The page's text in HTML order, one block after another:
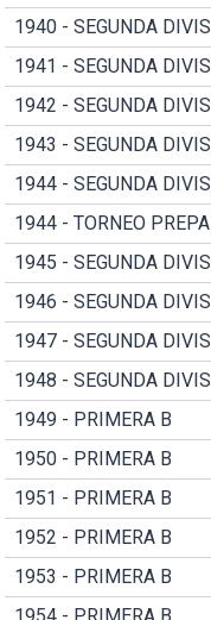
1940 - SEGUNDA
1941 - SEGUNDA
1942 - SEGUNDA
1943 - SEGUNDA
1944 - SEGUNDA
1944 - TORNEO
1945 - SEGUNDA
1946 - SEGUNDA
1947 - SEGUNDA
1948 - SEGUNDA
1949 - PRIMERA B
1950 - PRIMERA B
1951 - PRIMERA B
1952 - PRIMERA B
1953 - PRIMERA B